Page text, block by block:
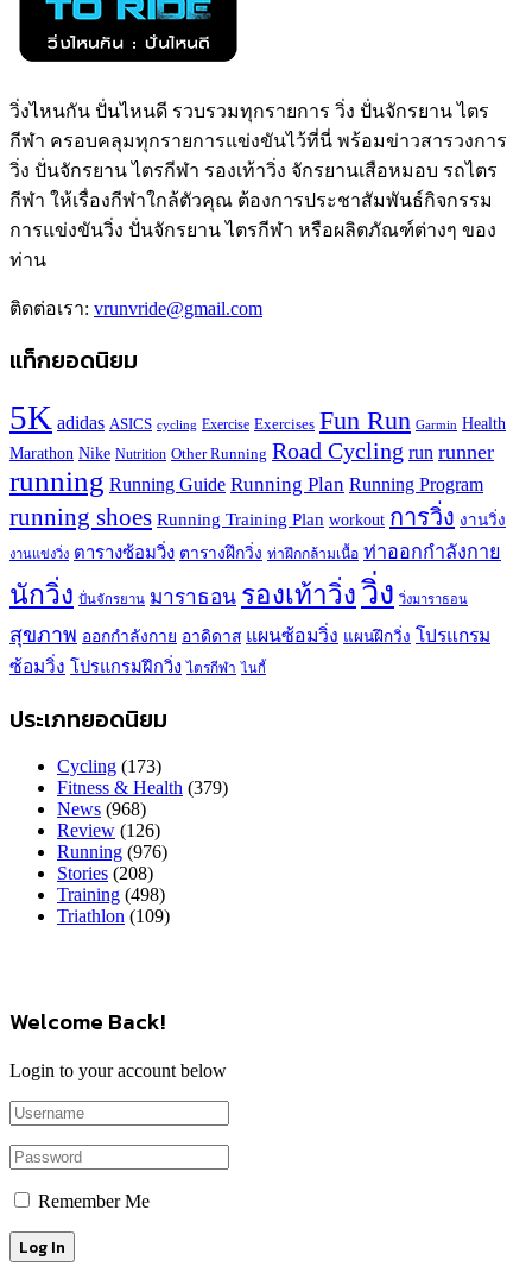
วิ่งไหนกัน ปั่นไหนดี รวบรวมทุกรายการ วิ่ง ปั่นจักรยาน ไตร
กีฬา ครอบคลุมทุกรายการแข่งขันไว้ที่นี่ พร้อมข่าวสารวงการ
วิ่ง ปั่นจักรยาน ไตรกีฬา รองเท้าวิ่ง จักรยานเสือหมอบ รถไตร
กีฬา ให้เรื่องกีฬาใกล้ตัวคุณ ต้องการประชาสัมพันธ์กิจกรรม
การแข่งขันวิ่ง ปั่นจักรยาน ไตรกีฬา หรือผลิตภัณฑ์ต่างๆ ของ
ท่าน
ติดต่อเรา: vrunvride@gmail.com
แท็กยอดนิยม
5K adidas ASICS cycling Exercise Exercises Fun Run Garmin Health
Marathon Nike Nutrition Other Running Road Cycling run runner
running Running Guide Running Plan Running Program
running shoes Running Training Plan workout การวิ่ง งานวิ่ง
งานแข่งวิ่ง ตารางซ้อมวิ่ง ตารางฝึกวิ่ง ท่าฝึกกล้ามเนื้อ ท่าออกกำลังกาย
นักวิ่ง ปั่นจักรยาน มาราธอน รองเท้าวิ่ง วิ่ง วิ่งมาราธอน
สุขภาพ ออกกำลังกาย อาดิดาส แผนซ้อมวิ่ง แผนฝึกวิ่ง โปรแกรม
ซ้อมวิ่ง โปรแกรมฝึกวิ่ง ไตรกีฬา ไนกี้
ประเภทยอดนิยม
Cycling (173)
Fitness & Health (379)
News (968)
Review (126)
Running (976)
Stories (208)
Training (498)
Triathlon (109)
Welcome Back!
Login to your account below
Remember Me